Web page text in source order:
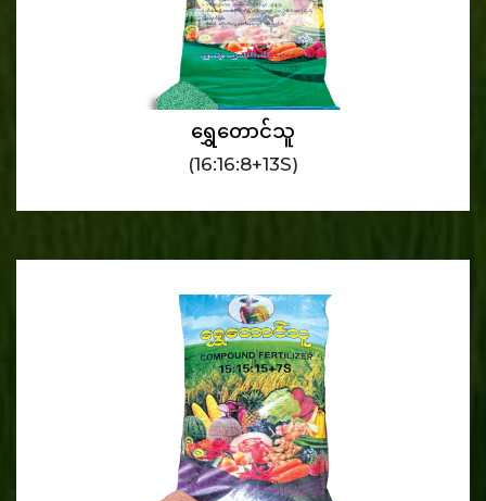
ရွှေတောင်သူ
(16:16:8+13S)